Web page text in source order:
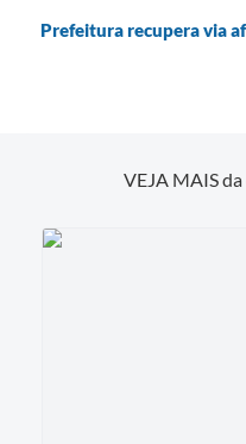
Prefeitura recupera via
VEJA MAIS